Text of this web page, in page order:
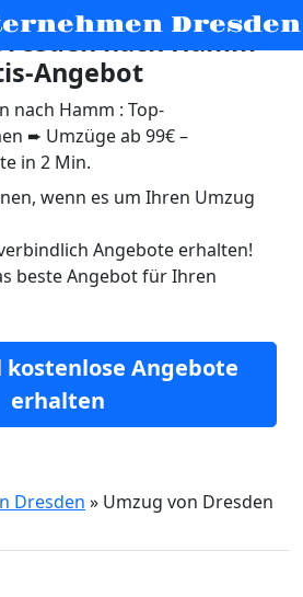
Dresden
nach Hamm
Angebot
nach Hamm : Top-
➨ Umzüge ab 99€ –
in 2 Min.
wenn es um Ihren Umzug
Angebote erhalten!
beste Angebot für Ihren
Angebote
erhalten
Dresden » Umzug von Dresden